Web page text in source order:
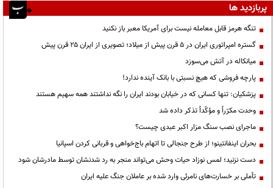
پربازدید ها
تنگه هرمز قابل معامله نیست برای آمریکا معبر باز نکنید
گستره امپراتوری ایران در ۵ قرن پیش از میلاد؛ تصویری از ایران ۲۵ قرن پیش
میانکاله در آتش می‌سوزد
پارچه فروشی که هیچ نسبتی با بانک آینده ندارد!
پزشکیان: تنها کسانی که در خیابان بودند ایران را نگه نداشتند همه سهیم هستند
وحدت مکرّراً و مؤکّداً تذکر داده شد
ماجرای نصب سنگ مزار اکبر عبدی چیست؟
بحران اینفانتینو؛ از طرح جنجالی تا اتهام باج‌خواهی و قربانی کردن اسپانیا
دست نزنید؛ لمس نوزاد حیات وحش می‌تواند منجر به رد شدنشان توسط مادرشان شود
تأملی بر خسارت‌های نامرئی وارد شده بر عاملان جنگ علیه ایران